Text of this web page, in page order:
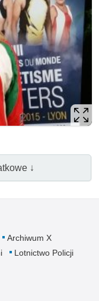
↓
Archiwum X
Lotnictwo Policji